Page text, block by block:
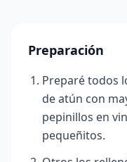
Preparación
Preparé todos
de atún con
pepinillos en
pequeñitos.